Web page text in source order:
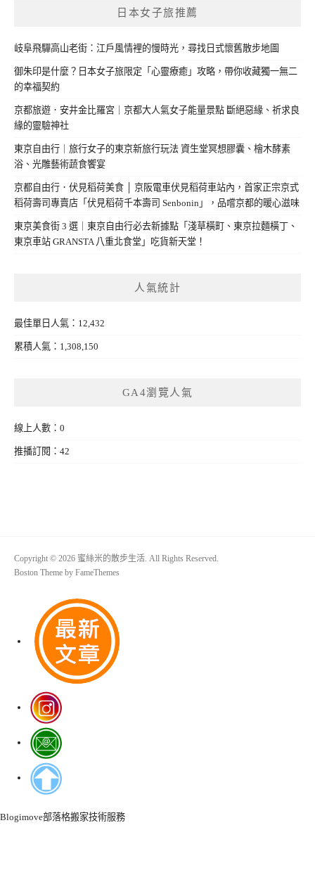
日本女子旅推薦
岐阜飛驒高山老街：江戶風情裡的慢時光，尋找日式懷舊散步地圖
御朱印是什麼？日本女子旅限定「心靈療癒」攻略，帶你收藏獨一無二
的幸福契約
京都旅遊．安井金比羅宮｜京都大人氣女子能量景點 斷絕惡緣、祈求良
緣的靈驗神社
東京自由行｜旅行女子的東京新旅行玩法 資生堂冥想膠囊、檜木酵素
浴、光雕藝術蔬食饗宴
京都自由行．伏見稻荷美食 │ 京阪電車伏見稻荷車站內，首家正宗京式
稻荷壽司專賣店「伏見稻荷千本壽司 Senbonin」，品嚐京都的暖心滋味
東京美食街 3 選｜東京自由行必去新據點「淺草橫町、東京拉麵橫丁、
東京車站 GRANSTA 八重北食堂」吃貨新天堂！
人氣統計
最佳單日人氣：12,432
累積人氣：1,308,150
GA4瀏覽人氣
線上人數：0
推播訂閱：42
Copyright © 2026 蜜絲米的散步生活. All Rights Reserved.
Boston Theme by FameThemes
Blogimove部落格搬家技術服務